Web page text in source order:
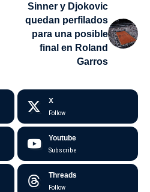
Sinner y Djokovic
quedan perfilados
para una posible
final en Roland
Garros
X
Follow
Youtube
Subscribe
Threads
Follow